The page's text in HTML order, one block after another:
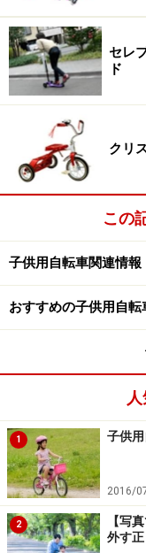
観点でセレクトし
「ストライダー」
にして作られてい
ランス感覚がかな
乗り方も楽しめる
では、ランニング
を例にご紹介しま
※「ランニングバ
です。
※「バランスバイ
です。
ストライダー
ハンドルとサドルの
なっても遊べる
ストライダーはス
セレ
ド
クリ
この
子供用自転車関連情報
おすすめの子供用自
1 子供
2016/
2
【写
外す